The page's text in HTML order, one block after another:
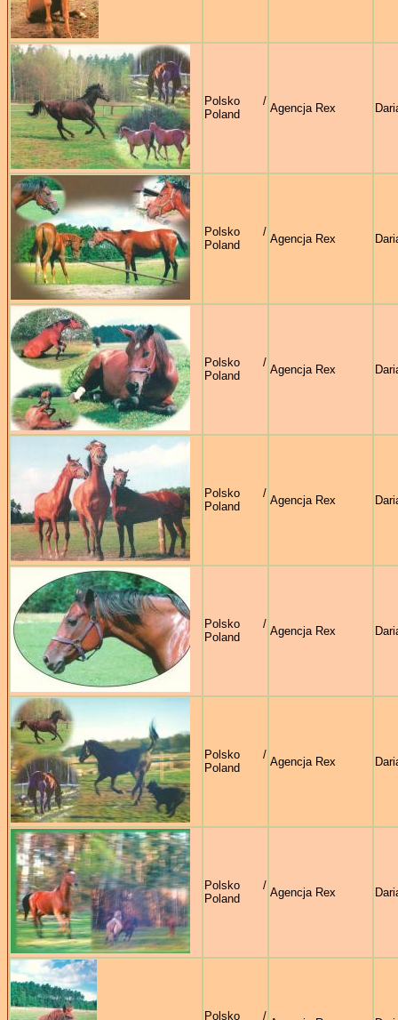
Polsko /
Poland
Agencja Rex
Polsko /
Poland
Agencja Rex
Polsko /
Poland
Agencja Rex
Polsko /
Poland
Agencja Rex
Polsko /
Poland
Agencja Rex
Polsko /
Poland
Agencja Rex
Polsko /
Poland
Agencja Rex
Polsko /